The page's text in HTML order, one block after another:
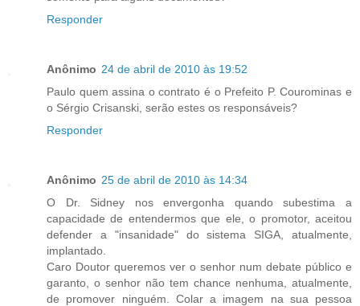
Responder
Anônimo 24 de abril de 2010 às 19:52
Paulo quem assina o contrato é o Prefeito P. Courominas e
o Sérgio Crisanski, serão estes os responsáveis?
Responder
Anônimo 25 de abril de 2010 às 14:34
O Dr. Sidney nos envergonha quando subestima a
capacidade de entendermos que ele, o promotor, aceitou
defender a "insanidade" do sistema SIGA, atualmente,
implantado.
Caro Doutor queremos ver o senhor num debate público e
garanto, o senhor não tem chance nenhuma, atualmente,
de promover ninguém. Colar a imagem na sua pessoa